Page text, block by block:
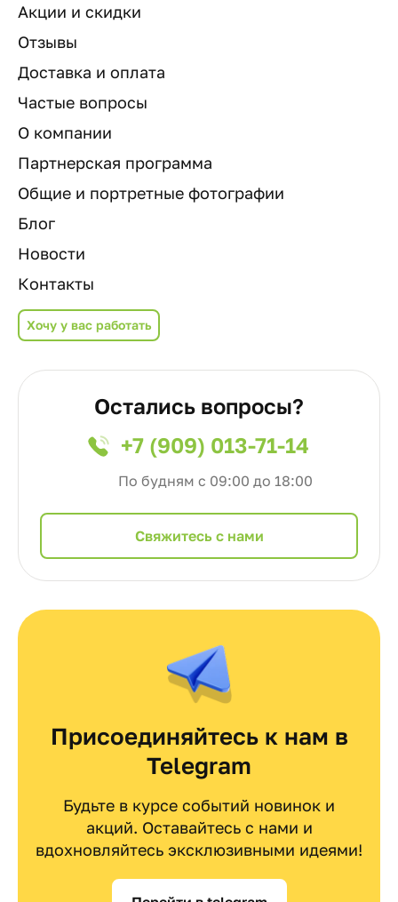
Акции и скидки
Отзывы
Доставка и оплата
Частые вопросы
О компании
Партнерская программа
Общие и портретные фотографии
Блог
Новости
Контакты
Хочу у вас работать
Остались вопросы?
+7 (909) 013-71-14
По будням с 09:00 до 18:00
Cвяжитесь с нами
Присоединяйтесь к нам в
Telegram
Будьте в курсе событий новинок и
акций. Оставайтесь с нами и
вдохновляйтесь эксклюзивными идеями!